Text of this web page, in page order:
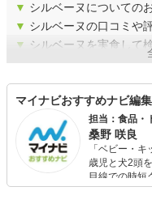
▼ シルベーヌについての
▼ シルベーヌの口コミや
▼ シルベーヌを実食して
マイナビおすすめナビ編
担当：食品・
桑野 咲良
「ベビー・
歳児と犬2頭
目線での時短
食品選び、束